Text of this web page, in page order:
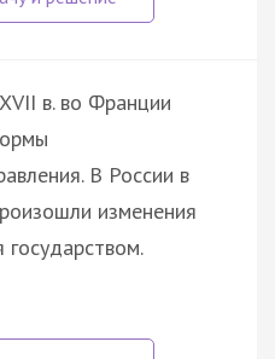
в. во Франции
В России в
изменения
государством.